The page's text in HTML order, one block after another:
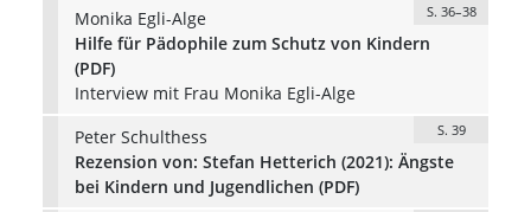
Monika Egli-Alge
S. 36–38
Hilfe für Pädophile zum Schutz von Kindern
(PDF)
Interview mit Frau Monika Egli-Alge
Peter Schulthess
S. 39
Rezension von: Stefan Hetterich (2021): Ängste
bei Kindern und Jugendlichen (PDF)